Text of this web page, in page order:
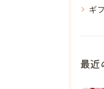
ギ
最近